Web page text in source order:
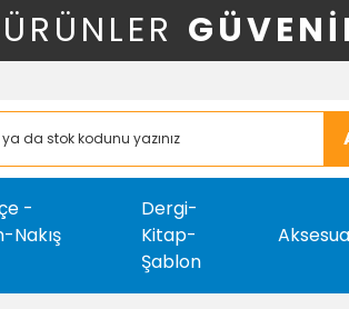
-
Nakış
Dergi-
Kitap-
Şablon